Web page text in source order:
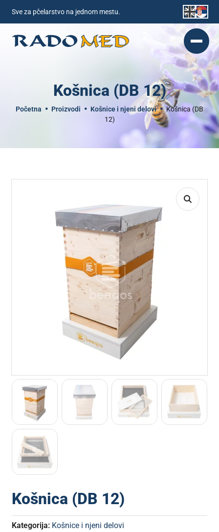
Sve za pčelarstvo na jednom mestu.
Košnica (DB 12)
Početna Proizvodi Košnice i njeni delovi
Košnica (DB
12)
Košnica (DB 12)
Kategorija: Košnice i njeni delovi